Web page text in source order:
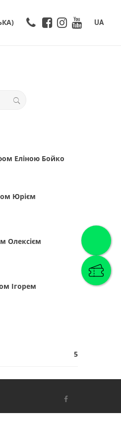
) UA
Еліною Бойко
Юрієм
Олексієм
Ігорем
5